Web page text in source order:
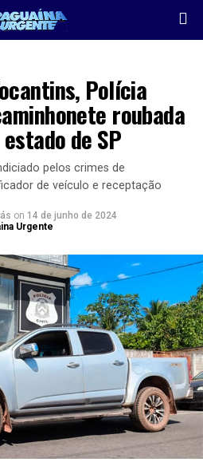
Polícia
roubada
de SP
pelos crimes de
de veículo e receptação
on 14 de junho de 2024
Urgente